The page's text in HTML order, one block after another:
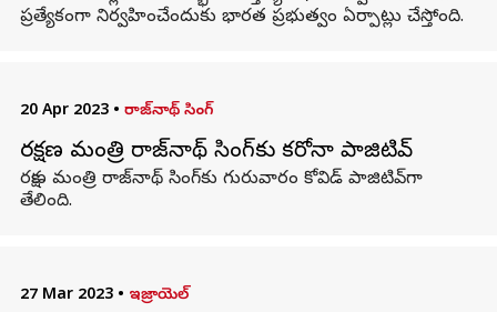
ప్రత్యేకంగా నిర్వహించేందుకు భారత ప్రభుత్వం ఏర్పాట్లు చేస్తోంది.
20 Apr 2023 • రాజ్‌నాథ్ సింగ్
రక్షణ మంత్రి రాజ్‌నాథ్ సింగ్‌కు కరోనా పాజిటివ్
రక్షణ మంత్రి రాజ్‌నాథ్ సింగ్‌కు గురువారం కోవిడ్ పాజిటివ్‌గా
తేలింది.
27 Mar 2023 • ఇజ్రాయెల్